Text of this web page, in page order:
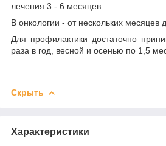
лечения 3 - 6 месяцев.
В онкологии - от нескольких месяцев
Для профилактики достаточно
раза в год, весной и осенью по 1,5
Скрыть
Характеристики